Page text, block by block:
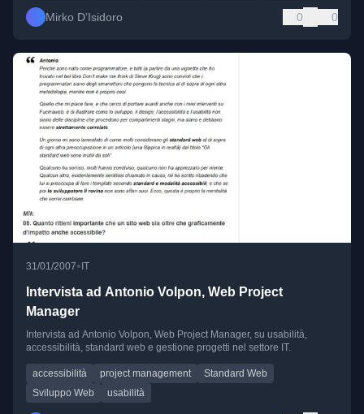
Mirko D’Isidoro 0 0
31/01/2007•IT
Intervista ad Antonio Volpon, Web Project
Manager
Intervista ad Antonio Volpon, Web Project Manager, su usabilità,
accessibilità, standard web e gestione progetti nel settore IT.
accessibilità project management
Standard Web
Sviluppo Web
usabilità